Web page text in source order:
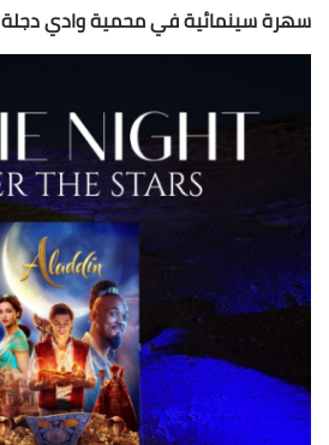
سهرة سينمائية في محمية وادي دجلة